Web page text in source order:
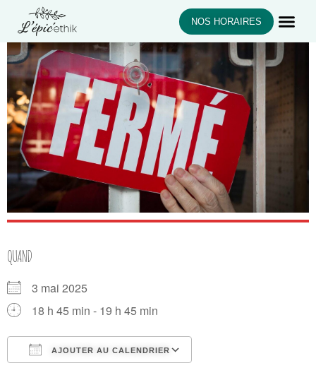
NOS HORAIRES
QUAND
3 mai 2025
18 h 45 min - 19 h 45 min
AJOUTER AU CALENDRIER